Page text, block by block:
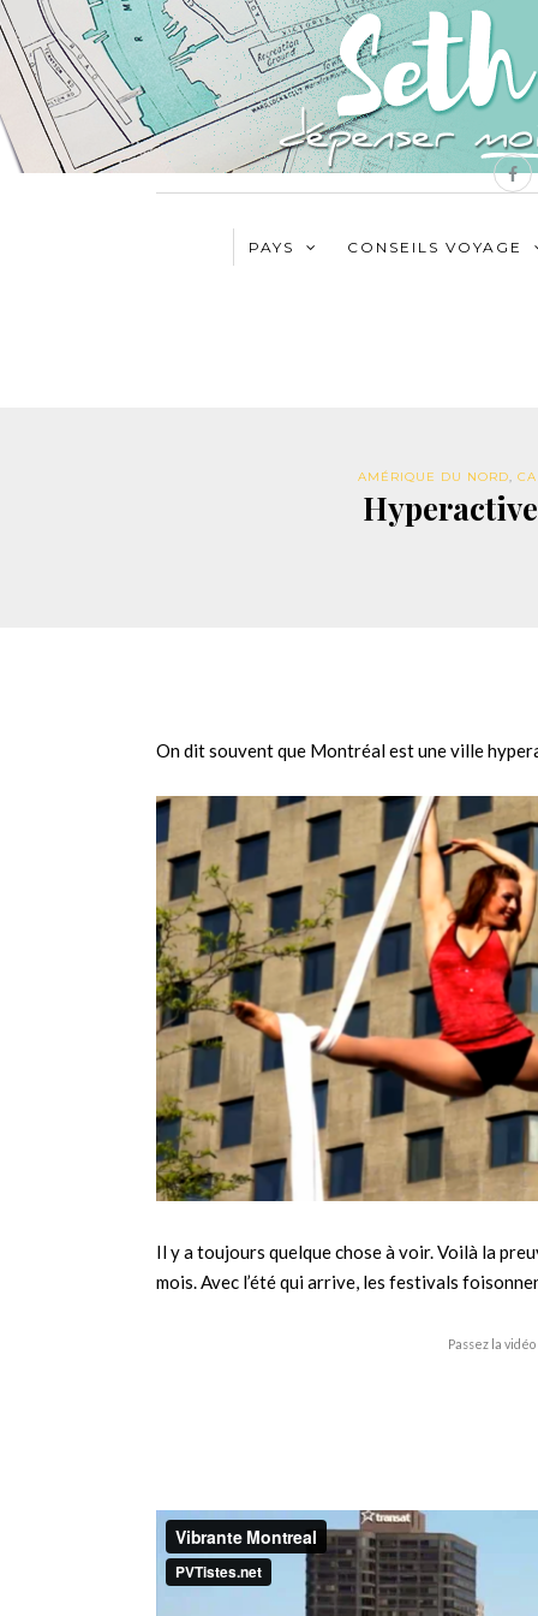
PAYS CONSEILS VOYAGE
AMÉRIQUE DU NORD,
On dit souvent que Montréal est une ville
Il y a toujours quelque chose à voir. Voilà la
mois. Avec l’été qui arrive, les festivals
Passez la